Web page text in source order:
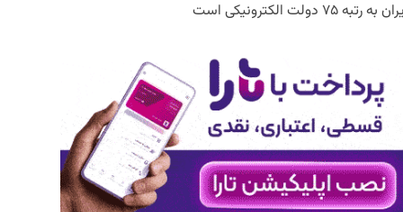
به رتبه ۷۵ دولت الکترونیکی است